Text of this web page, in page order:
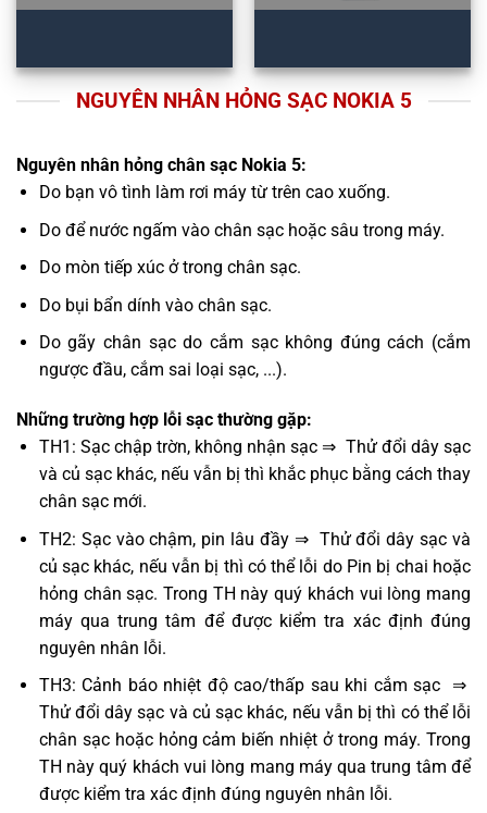
NGUYÊN NHÂN HỎNG SẠC NOKIA 5
Nguyên nhân hỏng chân sạc Nokia 5:
Do bạn vô tình làm rơi máy từ trên cao xuống.
Do để nước ngấm vào chân sạc hoặc sâu trong máy.
Do mòn tiếp xúc ở trong chân sạc.
Do bụi bẩn dính vào chân sạc.
Do gãy chân sạc do cắm sạc không đúng cách (cắm
ngược đầu, cắm sai loại sạc, ...).
Những trường hợp lỗi sạc thường gặp:
TH1: Sạc chập trờn, không nhận sạc ⇒ Thử đổi dây sạc
và củ sạc khác, nếu vẫn bị thì khắc phục bằng cách thay
chân sạc mới.
TH2: Sạc vào chậm, pin lâu đầy ⇒ Thử đổi dây sạc và
củ sạc khác, nếu vẫn bị thì có thể lỗi do Pin bị chai hoặc
hỏng chân sạc. Trong TH này quý khách vui lòng mang
máy qua trung tâm để được kiểm tra xác định đúng
nguyên nhân lỗi.
TH3: Cảnh báo nhiệt độ cao/thấp sau khi cắm sạc ⇒
Thử đổi dây sạc và củ sạc khác, nếu vẫn bị thì có thể lỗi
chân sạc hoặc hỏng cảm biến nhiệt ở trong máy. Trong
TH này quý khách vui lòng mang máy qua trung tâm để
được kiểm tra xác định đúng nguyên nhân lỗi.